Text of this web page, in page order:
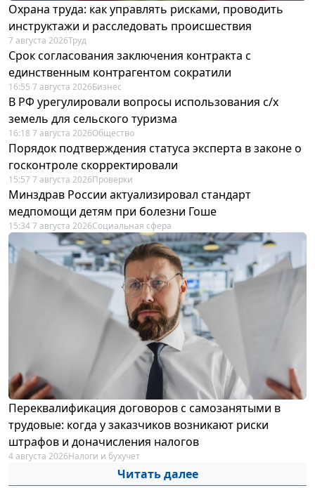
Охрана труда: как управлять рисками, проводить
инструктажи и расследовать происшествия
7 августа 2026Труд
Срок согласования заключения контракта с
единственным контрагентом сократили
16:55 7 августа 2026Бизнес
В РФ урегулировали вопросы использования с/х
земель для сельского туризма
16:18 7 августа 2026Общество
Порядок подтверждения статуса эксперта в законе о
госконтроле скорректировали
15:57 7 августа 2026Проверки
Минздрав России актуализировал стандарт
медпомощи детям при болезни Гоше
15:34 7 августа 2026Социальная сфера
Переквалификация договоров с самозанятыми в
трудовые: когда у заказчиков возникают риски
штрафов и доначисления налогов
4 августа 2026Налоги и бухучет
Читать далее